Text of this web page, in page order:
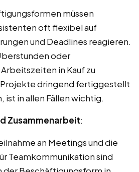
müssen
oft flexibel auf
und Deadlines reagieren.
oder
in Kauf zu
dringend fertiggestellt
ist in allen Fällen wichtig.
Zusammenarbeit:
an Meetings und die
Teamkommunikation sind